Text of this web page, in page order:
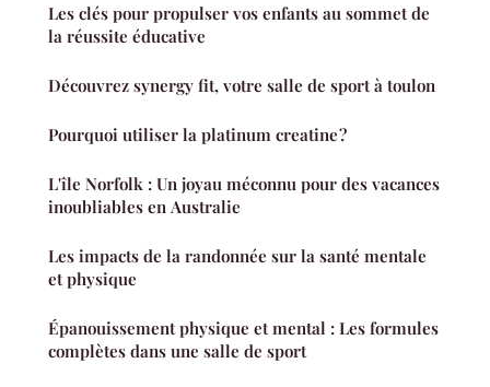
Les clés pour propulser vos enfants au sommet de
la réussite éducative
Découvrez synergy fit, votre salle de sport à toulon
Pourquoi utiliser la platinum creatine ?
L'île Norfolk : Un joyau méconnu pour des vacances
inoubliables en Australie
Les impacts de la randonnée sur la santé mentale
et physique
Épanouissement physique et mental : Les formules
complètes dans une salle de sport